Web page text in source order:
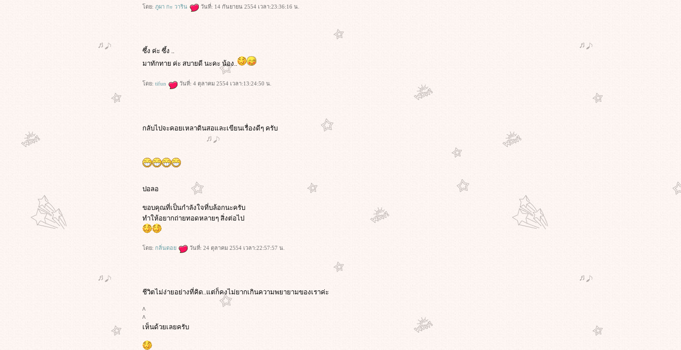
ดย: ภูผา กะ วาริน วันที่: 14 กันยายน 2554 เวลา:23:36:16 น.
ซึ้ง ค่ะ ซึ้ง ..
มาทักทาย ค่ะ สบายดี นะคะ น้อง..
ดย: tifun วันที่: 4 ตุลาคม 2554 เวลา:13:24:50 น.
กลับไปจะคอยเหลาดินสอและเขียนเรื่องดีๆ ครับ
ปอลอ
ขอบคุณที่เป็นกำลังใจที่บล้อกนะครับ
ทำให้อยากถ่ายทอดหลายๆ สิ่งต่อไป
ดย: กลิ่นดอ วันที่: 24 ตุลาคม 2554 เวลา:22:57:57 น.
ชีวิตไม่ง่ายอย่างที่คิด..แต่ก็คงไม่ยากเกินความพยายามของเราค่ะ
^
^
เห็นด้วยเลยครับ